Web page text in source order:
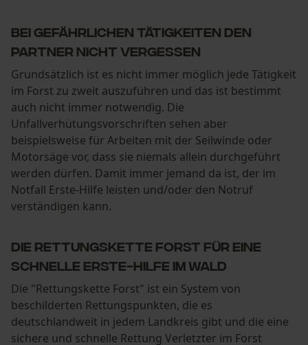
Bei gefährlichen Tätigkeiten den
Partner nicht vergessen
Grundsätzlich ist es nicht immer möglich jede Tätigkeit
im Forst zu zweit auszuführen und das ist bestimmt
auch nicht immer notwendig. Die
Unfallverhütungsvorschriften sehen aber
beispielsweise für Arbeiten mit der Seilwinde oder
Motorsäge vor, dass sie niemals allein durchgeführt
werden dürfen. Damit immer jemand da ist, der im
Notfall Erste-Hilfe leisten und/oder den Notruf
verständigen kann.
Die Rettungskette Forst für eine
schnelle Erste-Hilfe im Wald
Die "Rettungskette Forst" ist ein System von
beschilderten Rettungspunkten, die es
deutschlandweit in jedem Landkreis gibt und die eine
sichere und schnelle Rettung Verletzter im Forst